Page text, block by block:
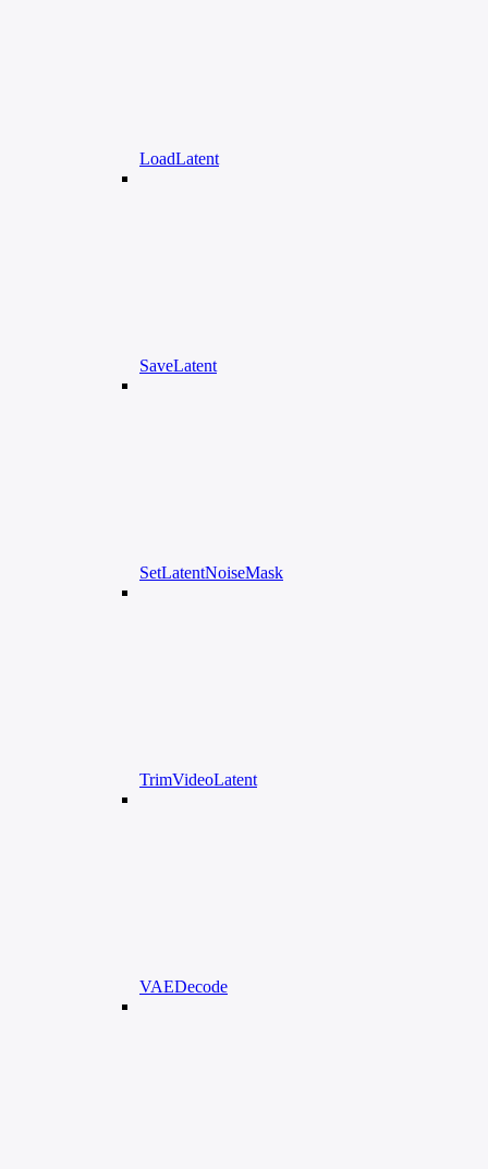
LoadLatent
SaveLatent
SetLatentNoiseMask
TrimVideoLatent
VAEDecode